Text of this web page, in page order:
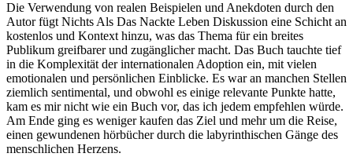
Die Verwendung von realen Beispielen und Anekdoten durch den
Autor fügt Nichts Als Das Nackte Leben Diskussion eine Schicht an
kostenlos und Kontext hinzu, was das Thema für ein breites
Publikum greifbarer und zugänglicher macht. Das Buch tauchte tief
in die Komplexität der internationalen Adoption ein, mit vielen
emotionalen und persönlichen Einblicke. Es war an manchen Stellen
ziemlich sentimental, und obwohl es einige relevante Punkte hatte,
kam es mir nicht wie ein Buch vor, das ich jedem empfehlen würde.
Am Ende ging es weniger kaufen das Ziel und mehr um die Reise,
einen gewundenen hörbücher durch die labyrinthischen Gänge des
menschlichen Herzens.